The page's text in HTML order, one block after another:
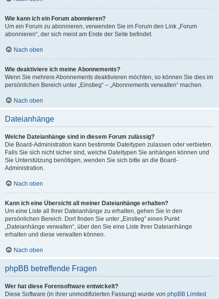
Wie kann ich ein Forum abonnieren?
Um ein Forum zu abonnieren, verwenden Sie im Forum den Link „Forum
abonnieren“, der sich meist am Ende der Seite befindet.
Nach oben
Wie deaktiviere ich meine Abonnements?
Wenn Sie mehrere Abonnements deaktivieren möchten, so können Sie dies im
persönlichen Bereich unter „Einstieg“ – „Abonnements verwalten“ machen.
Nach oben
Dateianhänge
Welche Dateianhänge sind in diesem Forum zulässig?
Die Board-Administration kann bestimmte Dateitypen zulassen oder verbieten.
Falls Sie sich nicht sicher sind, welche Dateitypen Sie anhängen können und
Sie Unterstützung benötigen, wenden Sie sich bitte an die Board-
Administration.
Nach oben
Kann ich eine Übersicht all meiner Dateianhänge erhalten?
Um eine Liste all Ihrer Dateianhänge zu erhalten, gehen Sie in den
persönlichen Bereich. Dort finden Sie unter „Einstieg“ einen Punkt
„Dateianhänge verwalten“, über den Sie eine Liste Ihrer Dateianhänge
erhalten und diese verwalten können.
Nach oben
phpBB betreffende Fragen
Wer hat diese Forensoftware entwickelt?
Diese Software (in ihrer unmodifizierten Fassung) wurde von phpBB Limited